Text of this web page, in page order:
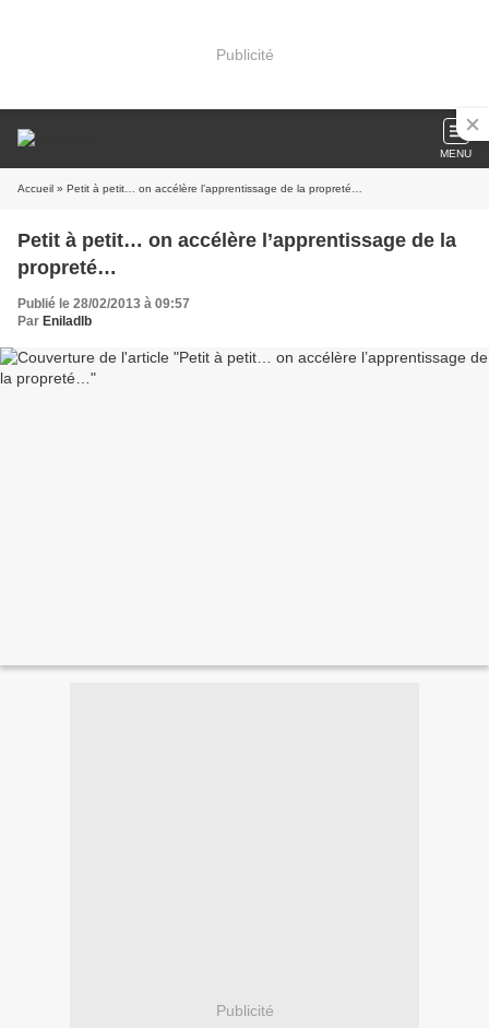
Publicité
MENU
Accueil » Petit à petit… on accélère l’apprentissage de la propreté…
Petit à petit… on accélère l’apprentissage de la
propreté…
Publié le 28/02/2013 à 09:57
Par Eniladlb
Publicité